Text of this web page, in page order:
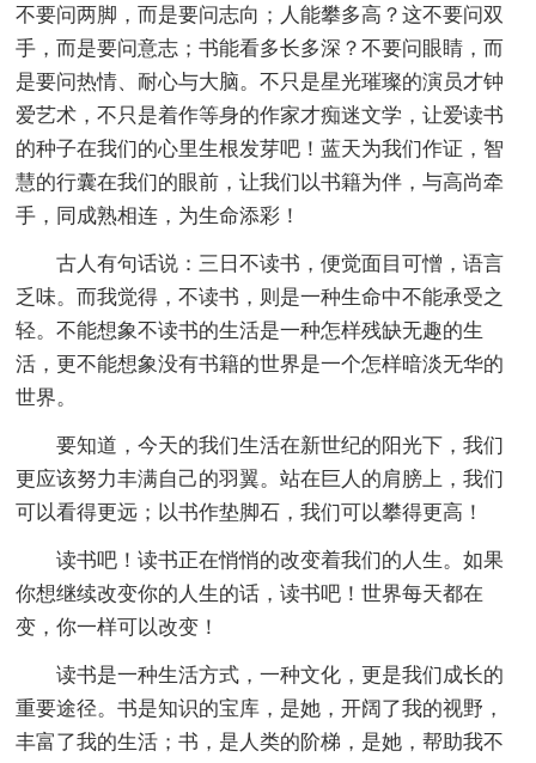
不要问两脚，而是要问志向；人能攀多高？这不要问双
手，而是要问意志；书能看多长多深？不要问眼睛，而
是要问热情、耐心与大脑。不只是星光璀璨的演员才钟
爱艺术，不只是着作等身的作家才痴迷文学，让爱读书
的种子在我们的心里生根发芽吧！蓝天为我们作证，智
慧的行囊在我们的眼前，让我们以书籍为伴，与高尚牵
手，同成熟相连，为生命添彩！
古人有句话说：三日不读书，便觉面目可憎，语言
乏味。而我觉得，不读书，则是一种生命中不能承受之
轻。不能想象不读书的生活是一种怎样残缺无趣的生
活，更不能想象没有书籍的世界是一个怎样暗淡无华的
世界。
要知道，今天的我们生活在新世纪的阳光下，我们
更应该努力丰满自己的羽翼。站在巨人的肩膀上，我们
可以看得更远；以书作垫脚石，我们可以攀得更高！
读书吧！读书正在悄悄的改变着我们的人生。如果
你想继续改变你的人生的话，读书吧！世界每天都在
变，你一样可以改变！
读书是一种生活方式，一种文化，更是我们成长的
重要途径。书是知识的宝库，是她，开阔了我的视野，
丰富了我的生活；书，是人类的阶梯，是她，帮助我不